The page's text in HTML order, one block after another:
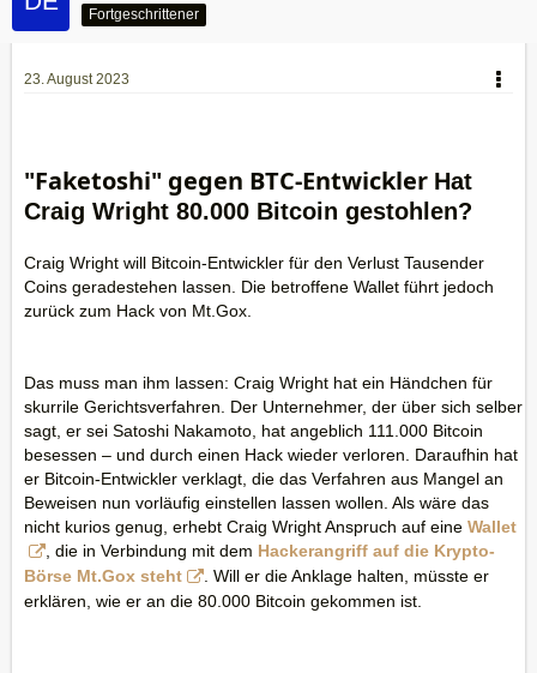
Fortgeschrittener
23. August 2023
"Faketoshi" gegen BTC-Entwickler Hat
Craig Wright 80.000 Bitcoin gestohlen?
Craig Wright will Bitcoin-Entwickler für den Verlust Tausender
Coins geradestehen lassen. Die betroffene Wallet führt jedoch
zurück zum Hack von Mt.Gox.
Das muss man ihm lassen: Craig Wright hat ein Händchen für
skurrile Gerichtsverfahren. Der Unternehmer, der über sich selber
sagt, er sei Satoshi Nakamoto, hat angeblich 111.000 Bitcoin
besessen – und durch einen Hack wieder verloren. Daraufhin hat
er Bitcoin-Entwickler verklagt, die das Verfahren aus Mangel an
Beweisen nun vorläufig einstellen lassen wollen. Als wäre das
nicht kurios genug, erhebt Craig Wright Anspruch auf eine Wallet
, die in Verbindung mit dem Hackerangriff auf die Krypto-
Börse Mt.Gox steht
. Will er die Anklage halten, müsste er
erklären, wie er an die 80.000 Bitcoin gekommen ist.